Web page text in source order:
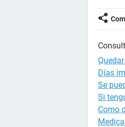
Días
Se
Si
Como